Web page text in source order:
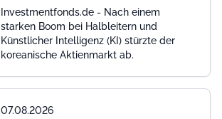
Investmentfonds.de - Nach einem
starken Boom bei Halbleitern und
Künstlicher Intelligenz (KI) stürzte der
koreanische Aktienmarkt ab.
07.08.2026